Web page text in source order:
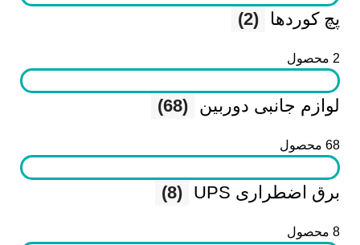
پچ کوردها (2)
2 محصول
لوازم جانبی دوربین (68)
68 محصول
برق اضطراری UPS (8)
8 محصول